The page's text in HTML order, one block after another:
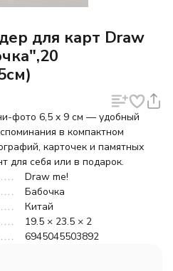
для карт Draw
фото 6,5 x 9 см — удобный
в компактном
карточек и памятных
для себя или в подарок.
Draw me!
Бабочка
Китай
19.5 × 23.5 × 2
6945045503892